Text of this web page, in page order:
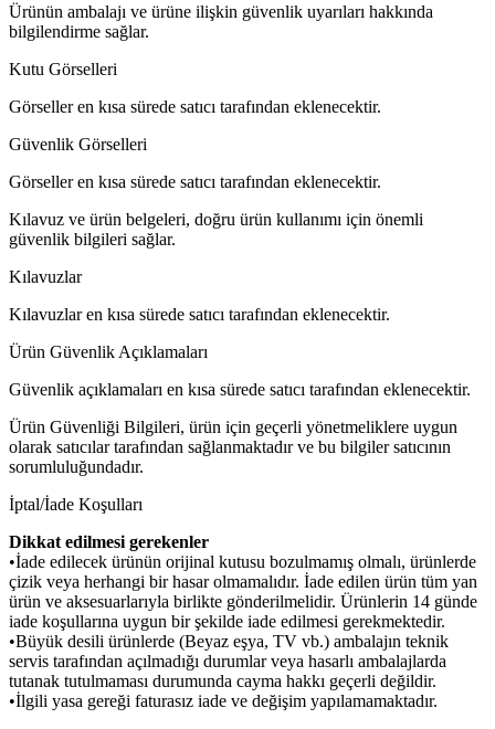
Ürünün ambalajı ve ürüne ilişkin güvenlik uyarıları hakkında
bilgilendirme sağlar.
Kutu Görselleri
Görseller en kısa sürede satıcı tarafından eklenecektir.
Güvenlik Görselleri
Görseller en kısa sürede satıcı tarafından eklenecektir.
Kılavuz ve ürün belgeleri, doğru ürün kullanımı için önemli
güvenlik bilgileri sağlar.
Kılavuzlar
Kılavuzlar en kısa sürede satıcı tarafından eklenecektir.
Ürün Güvenlik Açıklamaları
Güvenlik açıklamaları en kısa sürede satıcı tarafından eklenecektir.
Ürün Güvenliği Bilgileri, ürün için geçerli yönetmeliklere uygun
olarak satıcılar tarafından sağlanmaktadır ve bu bilgiler satıcının
sorumluluğundadır.
İptal/İade Koşulları
Dikkat edilmesi gerekenler
•İade edilecek ürünün orijinal kutusu bozulmamış olmalı, ürünlerde
çizik veya herhangi bir hasar olmamalıdır. İade edilen ürün tüm yan
ürün ve aksesuarlarıyla birlikte gönderilmelidir. Ürünlerin 14 günde
iade koşullarına uygun bir şekilde iade edilmesi gerekmektedir.
•Büyük desili ürünlerde (Beyaz eşya, TV vb.) ambalajın teknik
servis tarafından açılmadığı durumlar veya hasarlı ambalajlarda
tutanak tutulmaması durumunda cayma hakkı geçerli değildir.
•İlgili yasa gereği faturasız iade ve değişim yapılamamaktadır.